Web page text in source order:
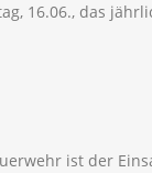
16.06., das
ist der